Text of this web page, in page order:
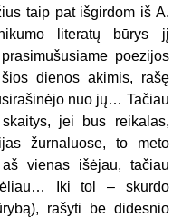
taip pat išgirdom iš A.
literatų būrys jį
poezijos
dienos akimis, rašę
nuo jų… Tačiau
jei bus reikalas,
žurnaluose, to meto
vienas išėjau, tačiau
Iki tol – skurdo
rašyti be didesnio